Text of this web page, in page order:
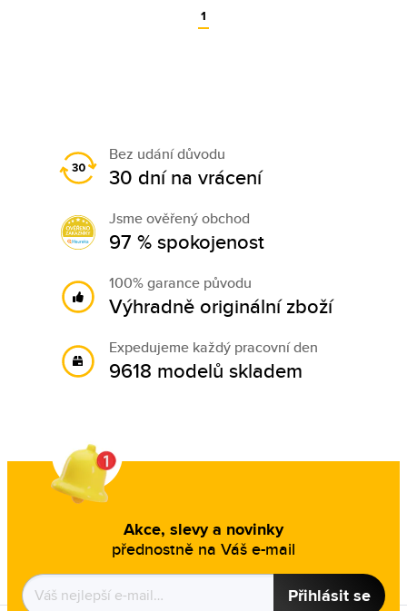
1
Bez udání důvodu
30 dní na vrácení
Jsme ověřený obchod
97 % spokojenost
100% garance původu
Výhradně originální zboží
Expedujeme každý pracovní den
9618 modelů skladem
Akce, slevy a novinky
přednostně na Váš e-mail
Přihlásit se